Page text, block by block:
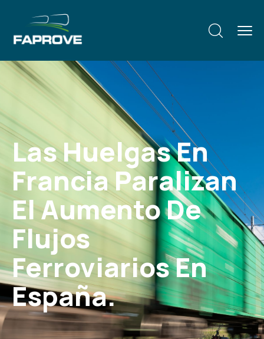
Las Huelgas En
Francia Paralizan
El Aumento De
Flujos
Ferroviarios En
España.